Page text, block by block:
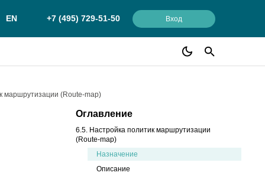
EN +7 (495) 729-51-50 Вход
маршрутизации (Route-map)
Оглавление
6.5. Настройка политик маршрутизации
(Route-map)
Назначение
Описание